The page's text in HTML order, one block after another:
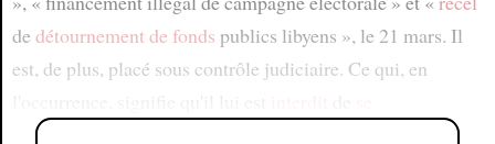
dedétournement de fonds publics libyens », le 21 mars. Il
est, de plus, placé sous contrôle judiciaire. Ce qui, en